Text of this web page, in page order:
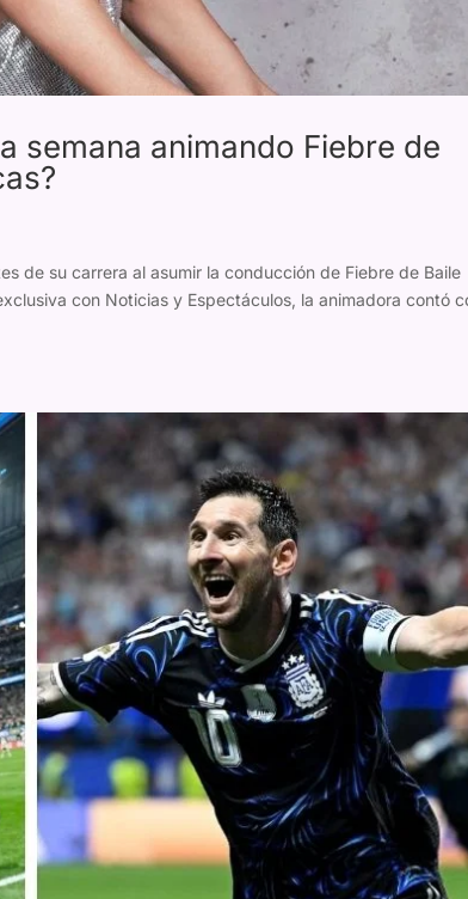
semana animando Fiebre de
de su carrera al asumir la conducción de Fiebre de Baile
con Noticias y Espectáculos, la animadora contó